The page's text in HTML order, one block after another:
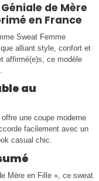
de Mère
en France
Sweat Femme
alliant style, confort et
affirmé(e)s, ce modèle
au
une coupe moderne
facilement avec un
casual chic.
Mère en Fille », ce sweat